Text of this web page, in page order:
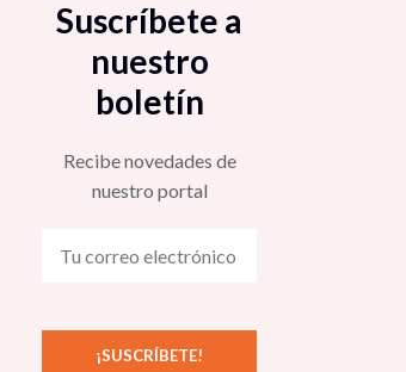
Suscríbete a
nuestro
boletín
Recibe novedades de
nuestro portal